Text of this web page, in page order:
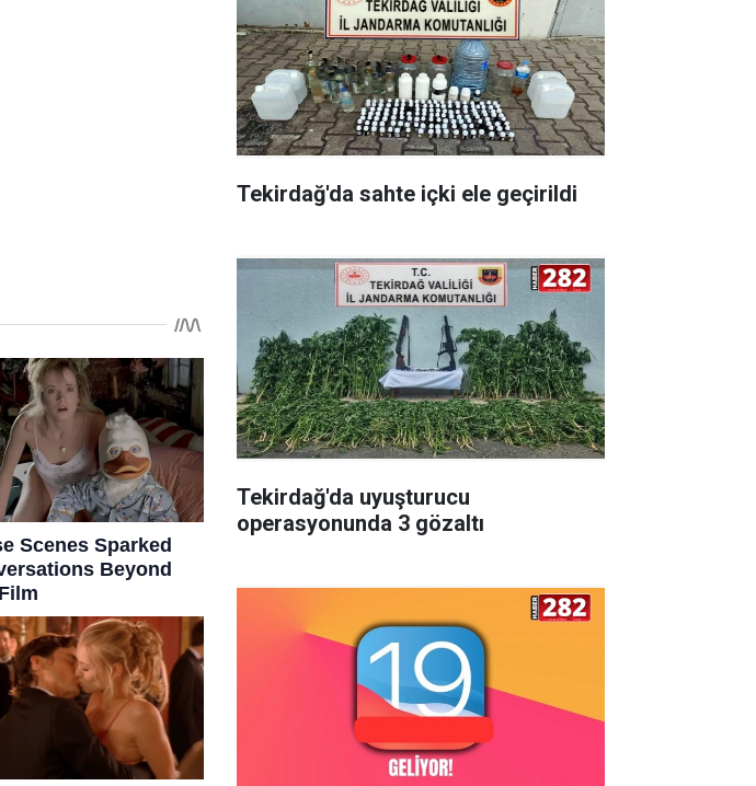
Tekirdağ'da sahte içki ele geçirildi
Tekirdağ'da uyuşturucu
operasyonunda 3 gözaltı